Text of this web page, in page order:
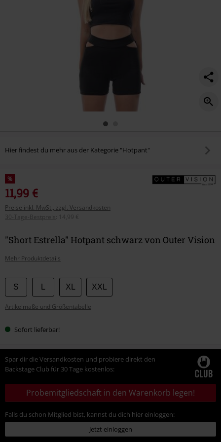
Hier findest du mehr aus der Kategorie "Hotpant"
%
11,99 €
Preise inkl. MwSt., zzgl. Versandkosten
30-Tage-Bestpreis
14,99 €
"Short Estrella" Hotpant schwarz von Outer Vision
Mehr Produktdetails
Wähle
deine
Größe
S XL XXL
Artikelmaße und Größentabelle
Sofort lieferbar!
Spar dir die Versandkosten und probiere direkt den
Backstage Club für 30 Tage kostenlos:
Probemitgliedschaft in den Warenkorb legen!
Falls du schon Mitglied bist, kannst du dich hier einloggen:
Jetzt einloggen